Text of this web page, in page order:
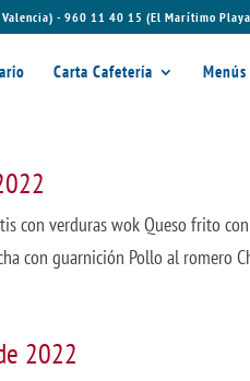
- 960 11 40 15 (El Marítimo
Carta Cafetería
con verduras wok Queso frito
con guarnición Pollo al romero
2022